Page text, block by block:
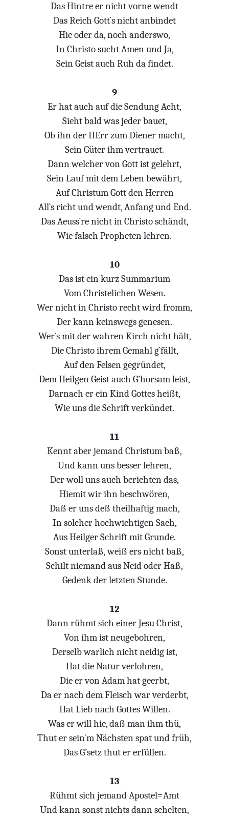
Das Hintre er nicht vorne wendt
Das Reich Gott`s nicht anbindet
Hie oder da, noch anderswo,
In Christo sucht Amen und Ja,
Sein Geist auch Ruh da findet.
9
Er hat auch auf die Sendung Acht,
Sieht bald was jeder bauet,
Ob ihn der HErr zum Diener macht,
Sein Güter ihm vertrauet.
Dann welcher von Gott ist gelehrt,
Sein Lauf mit dem Leben bewährt,
Auf Christum Gott den Herren
All`s richt und wendt, Anfang und End.
Das Aeuss`re nicht in Christo schändt,
Wie falsch Propheten lehren.
10
Das ist ein kurz Summarium
Vom Christelichen Wesen.
Wer nicht in Christo recht wird fromm,
Der kann keinswegs genesen.
Wer`s mit der wahren Kirch nicht hält,
Die Christo ihrem Gemahl g`fällt,
Auf den Felsen gegründet,
Dem Heilgen Geist auch G’horsam leist,
Darnach er ein Kind Gottes heißt,
Wie uns die Schrift verkündet.
11
Kennt aber jemand Christum baß,
Und kann uns besser lehren,
Der woll uns auch berichten das,
Hiemit wir ihn beschwören,
Daß er uns deß theilhaftig mach,
In solcher hochwichtigen Sach,
Aus Heilger Schrift mit Grunde.
Sonst unterlaß, weiß ers nicht baß,
Schilt niemand aus Neid oder Haß,
Gedenk der letzten Stunde.
12
Dann rühmt sich einer Jesu Christ,
Von ihm ist neugebohren,
Derselb warlich nicht neidig ist,
Hat die Natur verlohren,
Die er von Adam hat geerbt,
Da er nach dem Fleisch war verderbt,
Hat Lieb nach Gottes Willen.
Was er will hie, daß man ihm thü,
Thut er sein`m Nächsten spat und früh,
Das G’setz thut er erfüllen.
13
Rühmt sich jemand Apostel=Amt
Und kann sonst nichts dann schelten,